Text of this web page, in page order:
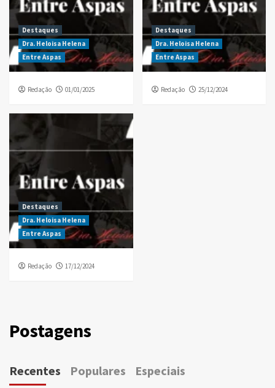
Destaques
Dra. Heloisa Helena
Entre Aspas
Redação 01/01/2025
Destaques
Dra. Heloisa Helena
Entre Aspas
Redação 25/12/2024
Destaques
Dra. Heloisa Helena
Entre Aspas
Redação 17/12/2024
Postagens
Recentes Populares Especiais